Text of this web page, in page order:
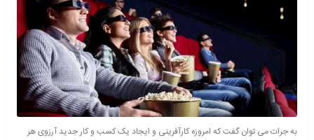
به جرات می توان گفت که امروزه کارآفرینی و ایجاد یک کسب و کار جدید آرزوی هر